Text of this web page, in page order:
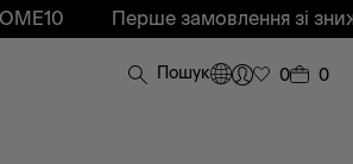
Перше замовлення зі знижкою 10%!
Пошук 0 0